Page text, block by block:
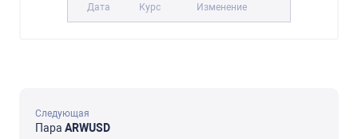
Дата Курс Изменение
Следующая
Пара ARWUSD